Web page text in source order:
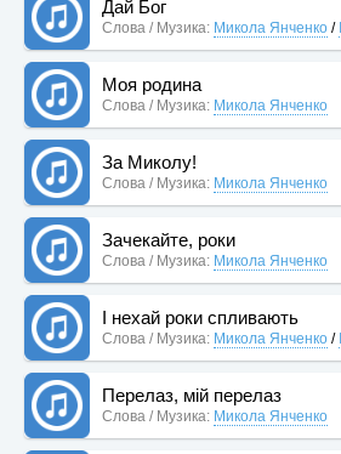
Дай Бог
Слова / Музика: Микола Янченко /
Моя родина
Слова / Музика: Микола Янченко
За Миколу!
Слова / Музика: Микола Янченко
Зачекайте, роки
Слова / Музика: Микола Янченко
І нехай роки спливають
Слова / Музика: Микола Янченко /
Перелаз, мій перелаз
Слова / Музика: Микола Янченко